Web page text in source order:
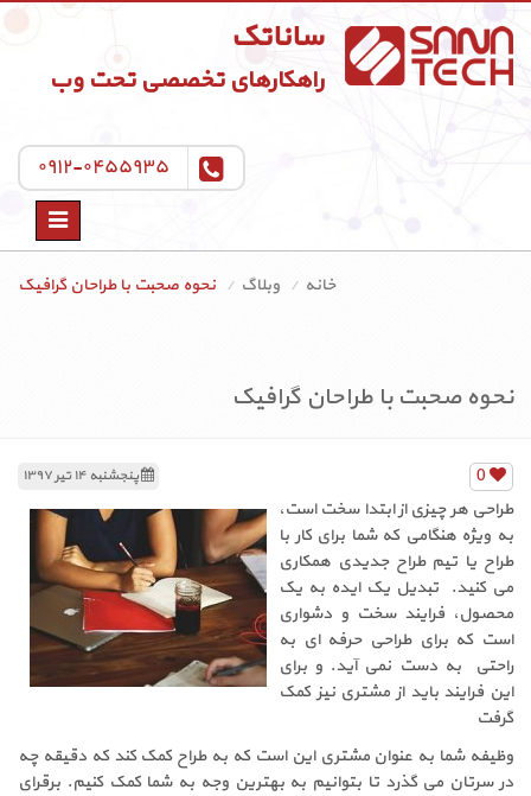
ساناتک
راهکارهای تخصصی تحت وب
۰۹۱۲-۰۴۵۵۹۳۵
Toggle
خانه
وبلاگ نحوه صحبت با طراحان گرافیک
نحوه صحبت با طراحان گرافیک
پنجشنبه ۱۴ تیر ۱۳۹۷
0
طراحی هر چیزی از ابتدا سخت است،
به ویژه هنگامی که شما برای کار با
طراح یا تیم طراح جدیدی همکاری
می کنید. تبدیل یک ایده به یک
محصول، فرایند سخت و دشواری
است که برای طراحی حرفه ای به
راحتی به دست نمی آید. و برای
این فرایند باید از مشتری نیز کمک
گرفت
وظیفه شما به عنوان مشتری این است که به طراح کمک کند که دقیقه چه
در سرتان می گذرد تا بتوانیم به بهترین وجه به شما کمک کنیم. برقرای